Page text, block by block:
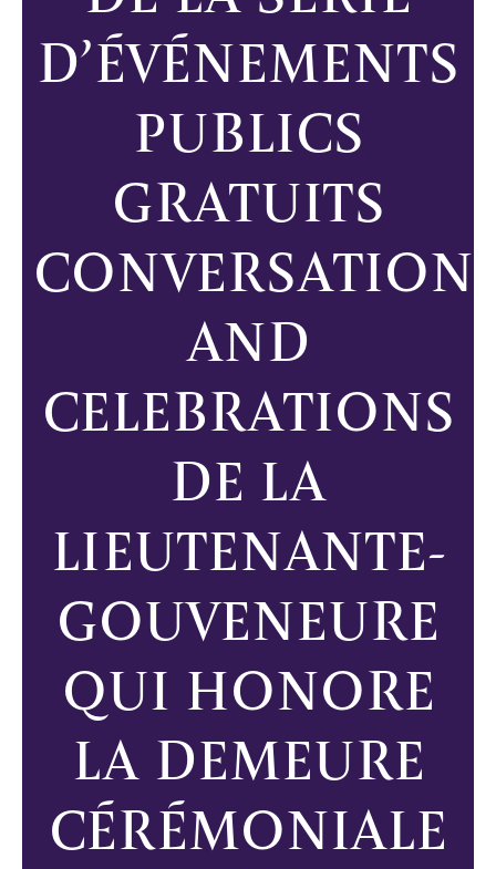
D’ÉVÉNEMENTS
PUBLICS
GRATUITS
AND
CELEBRATIONS
DE LA
LIEUTENANTE-
GOUVENEURE
QUI HONORE
LA DEMEURE
CÉRÉMONIALE